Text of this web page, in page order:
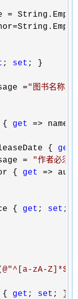
=
; set ; }
=" 图书名称必
{ get => name;
{ get
= "作者必须
{ get =>
{ get ; set ; }
@"^[a-zA-Z]*$
{ get ; set ; }